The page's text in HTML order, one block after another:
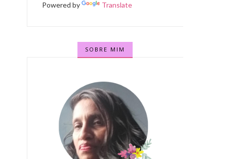
Powered by Translate
SOBRE MIM